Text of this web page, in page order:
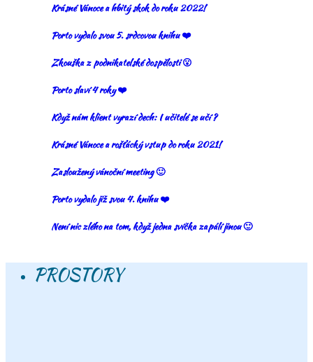
Krásné Vánoce a hbitý skok do roku 2022!
Porto vydalo svou 5. srdcovou knihu ❤️
Zkouška z podnikatelské dospělosti 😮
Porto slaví 4 roky ❤️
Když nám klient vyrazí dech: I učitelé se učí ?
Krásné Vánoce a rošťácký vstup do roku 2021!
Zasloužený vánoční meeting 🙂
Porto vydalo již svou 4. knihu ❤️
Není nic zlého na tom, když jedna svíčka zapálí jinou 🙂
PROSTORY